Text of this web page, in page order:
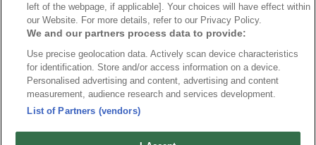
Ishockey-OS
175
Om oss Redaktionen Kontakta oss Cookies Integritetspolicy
© 2026 VMishockey.se | Alla rättigheter är reserverade.
left of the webpage, if applicable]. Your choices will have effect within
our Website. For more details, refer to our Privacy Policy.
We and our partners process data to provide:
Use precise geolocation data. Actively scan device characteristics
for identification. Store and/or access information on a device.
Personalised advertising and content, advertising and content
measurement, audience research and services development.
List of Partners (vendors)